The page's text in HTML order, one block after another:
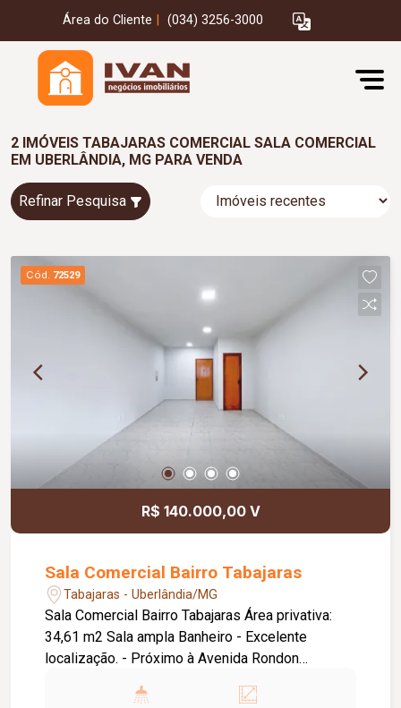
Área do Cliente (034) 3256-3000
2 IMÓVEIS TABAJARAS COMERCIAL SALA COMERCIAL
EM UBERLÂNDIA, MG PARA VENDA
Refinar Pesquisa
Cód. 72529
R$ 140.000,00 V
Sala Comercial Bairro Tabajaras
Tabajaras - Uberlândia/MG
Sala Comercial Bairro Tabajaras Área privativa:
34,61 m2 Sala ampla Banheiro - Excelente
localização. - Próximo à Avenida Rondon